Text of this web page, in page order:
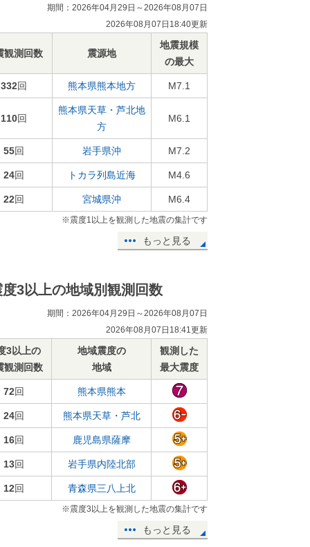
期間：2026年04月29日～2026年08月07日
2026年08月07日18:40更新
観測回数 震源地
地震規模
の最大
332回 熊本県熊本地方 M7.1
110回
熊本県天草・芦北地
方
M6.1
55回 岩手県沖 M7.2
24回 トカラ列島近海 M4.6
22回 宮城県沖 M6.4
※震度1以上を観測した地震の集計です
もっと見る
度3以上の地域別観測回数
期間：2026年04月29日～2026年08月07日
2026年08月07日18:41更新
3以上の
観測回数
地域震度の
地域
観測した
最大震度
72回 熊本県熊本
24回 熊本県天草・芦北
16回 鹿児島県薩摩
13回 岩手県内陸北部
12回 青森県三八上北
※震度3以上を観測した地震の集計です
もっと見る